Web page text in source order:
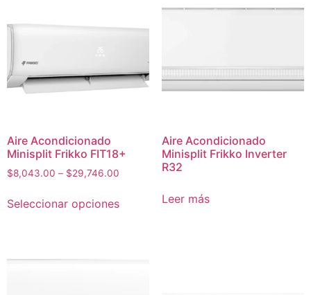
Aire Acondicionado
Minisplit Frikko FIT18+
$8,043.00 – $29,746.00
Seleccionar opciones
Aire Acondicionado
Minisplit Frikko Inverter
R32
Leer más